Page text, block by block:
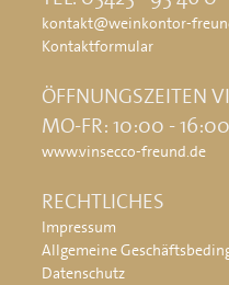
kontakt@weinkontor-
Kontaktformular
ÖFFNUNGSZEITEN
MO-FR: 10:00 -
www.vinsecco-freund.de
RECHTLICHES
Impressum
Allgemeine
Datenschutz